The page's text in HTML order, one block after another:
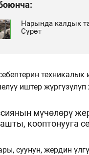
Нарында калдык
Сүрөт
иштер жүргүзүлүп
мүчөлөрү
кооптонууга
суунун, жердин